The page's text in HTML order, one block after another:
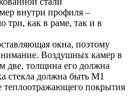
внутри профиля –
три, как в раме, так и в
окна, поэтому
Воздушных камер в
толщина его должна
стекла должна быть М1
теплоотражающего покрытия